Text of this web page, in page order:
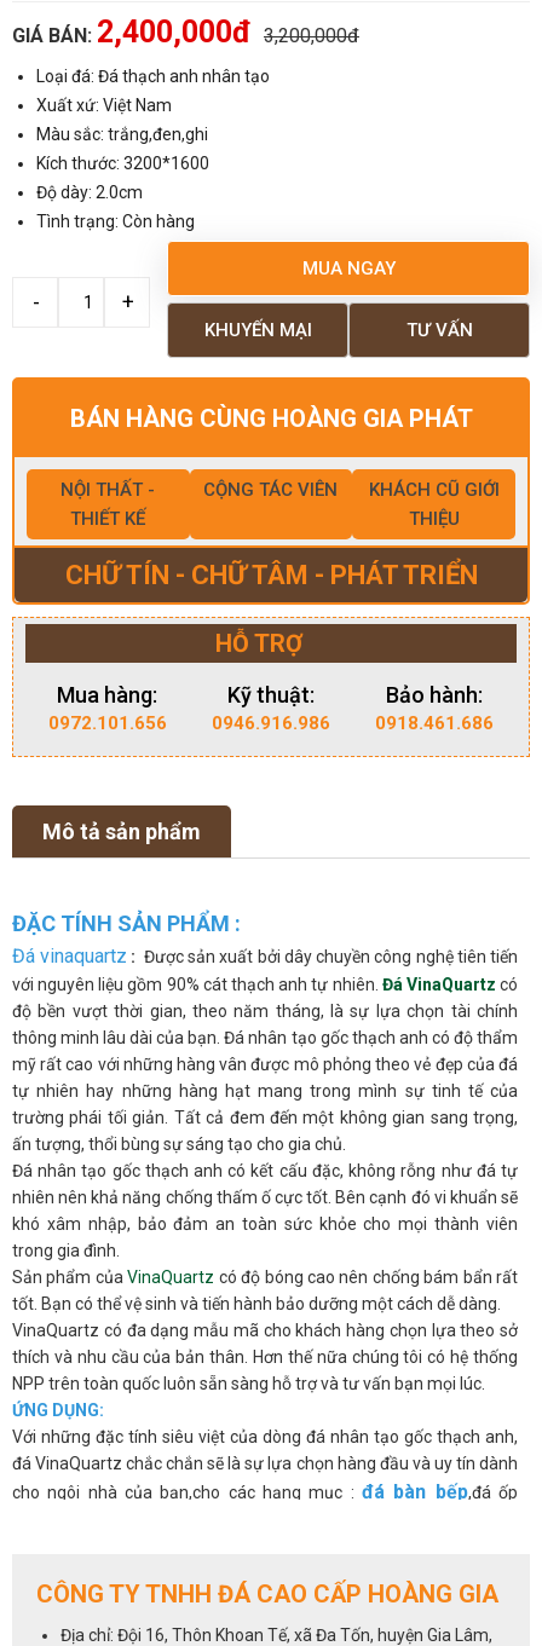
GIÁ BÁN: 2,400,000đ 3,200,000đ
Loại đá: Đá thạch anh nhân tạo
Xuất xứ: Việt Nam
Màu sắc: trắng,đen,ghi
Kích thước: 3200*1600
Độ dày: 2.0cm
Tình trạng: Còn hàng
MUA NGAY
TƯ VẤN
KHUYẾN MẠI
BÁN HÀNG CÙNG HOÀNG GIA PHÁT
NỘI THẤT -
THIẾT KẾ
CỘNG TÁC VIÊN
KHÁCH CŨ GIỚI
THIỆU
CHỮ TÍN - CHỮ TÂM - PHÁT TRIỂN
HỖ TRỢ
Mua hàng:
0972.101.656
Kỹ thuật:
0946.916.986
Bảo hành:
0918.461.686
Mô tả sản phẩm
ĐẶC TÍNH SẢN PHẨM :
Đá vinaquartz : Được sản xuất bởi dây chuyền công nghệ tiên tiến
với nguyên liệu gồm 90% cát thạch anh tự nhiên. Đá VinaQuartz có
độ bền vượt thời gian, theo năm tháng, là sự lựa chọn tài chính
thông minh lâu dài của bạn. Đá nhân tạo gốc thạch anh có độ thẩm
mỹ rất cao với những hàng vân được mô phỏng theo vẻ đẹp của đá
tự nhiên hay những hàng hạt mang trong mình sự tinh tế của
trường phái tối giản. Tất cả đem đến một không gian sang trọng,
ấn tượng, thổi bùng sự sáng tạo cho gia chủ.
Đá nhân tạo gốc thạch anh có kết cấu đặc, không rỗng như đá tự
nhiên nên khả năng chống thấm ố cực tốt. Bên cạnh đó vi khuẩn sẽ
khó xâm nhập, bảo đảm an toàn sức khỏe cho mọi thành viên
trong gia đình.
Sản phẩm củaVinaQuartz có độ bóng cao nên chống bám bẩn rất
tốt. Bạn có thể vệ sinh và tiến hành bảo dưỡng một cách dễ dàng.
VinaQuartz có đa dạng mẫu mã cho khách hàng chọn lựa theo sở
thích và nhu cầu của bản thân. Hơn thế nữa chúng tôi có hệ thống
NPP trên toàn quốc luôn sẵn sàng hỗ trợ và tư vấn bạn mọi lúc.
ỨNG DỤNG:
Với những đặc tính siêu việt của dòng đá nhân tạo gốc thạch anh,
đá VinaQuartz chắc chắn sẽ là sự lựa chọn hàng đầu và uy tín dành
cho ngôi nhà của bạn,cho các hạng mục : đá bàn bếp,đá ốp
ĐẢM BẢO AN TOÀN CHO BẠN
Chúng tôi biết khách hàng của bạn đặt sức khỏe và sự an toàn của
gia đình lên hàng đầu. Đó là lý do tại sao Vinaquartz tạo ra các bề
CÔNG TY TNHH ĐÁ CAO CẤP HOÀNG GIA
Địa chỉ: Đội 16, Thôn Khoan Tế, xã Đa Tốn, huyện Gia Lâm,